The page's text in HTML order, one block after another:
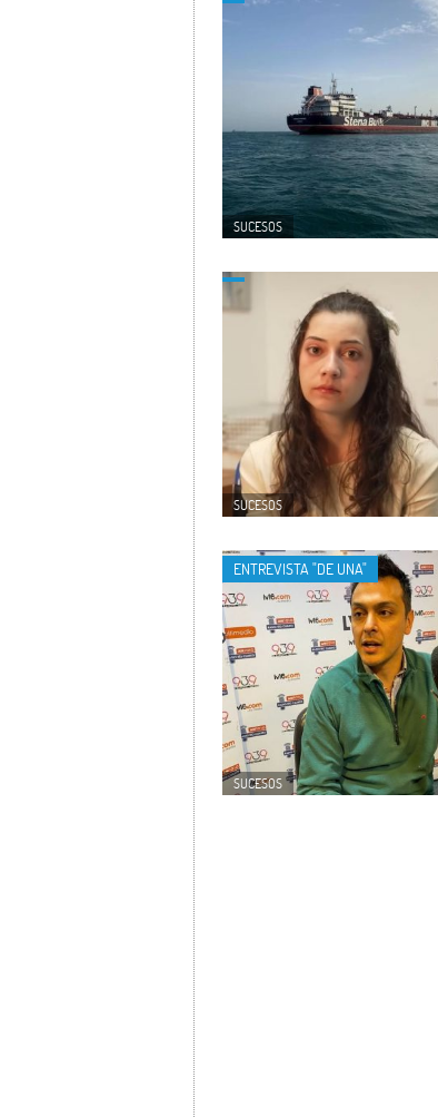
SUCESOS
SUCESOS
SUCESOS
ENTREVISTA "DE UNA"